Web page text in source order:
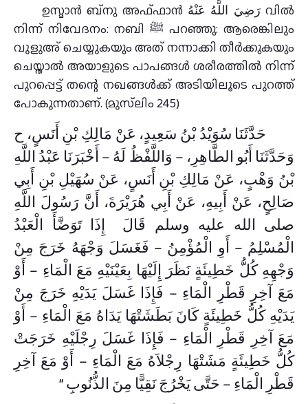
ഉസ്മാൻ ബ്നു അഫ്ഫാൻ رَضِيَ اللَّهُ عَنْهُ വിൽ
നിന്ന് നിവേദനം: നബി ﷺ പറഞ്ഞു: ആരെങ്കിലും
വുളുഅ് ചെയ്യുകയും അത് നന്നാക്കി തീർക്കുകയും
ചെയ്താൽ അയാളുടെ പാപങ്ങൾ ശരീരത്തിൽ നിന്ന്
പുറപ്പെട്ട് തന്റെ നഖങ്ങൾക്ക് അടിയിലൂടെ പുറത്ത്
പോകുന്നതാണ്. (മുസ്‌ലിം 245)
حَدَّثَنَا سُوَيْدُ بْنُ سَعِيدٍ، عَنْ مَالِكِ بْنِ أَنَسٍ، ح
وَحَدَّثَنَا أَبُو الطَّاهِرِ، – وَاللَّفْظُ لَهُ – أَخْبَرَنَا عَبْدُ اللَّهِ
بْنُ وَهْبٍ، عَنْ مَالِكِ بْنِ أَنَسٍ، عَنْ سُهَيْلِ بْنِ أَبِي
صَالِحٍ، عَنْ أَبِيهِ، عَنْ أَبِي هُرَيْرَةَ، أَنَّ رَسُولَ اللَّهِ
صلى الله عليه وسلم قَالَ ‌‏ إِذَا تَوَضَّأَ الْعَبْدُ
الْمُسْلِمُ – أَوِ الْمُؤْمِنُ – فَغَسَلَ وَجْهَهُ خَرَجَ مِنْ
وَجْهِهِ كُلُّ خَطِيئَةٍ نَظَرَ إِلَيْهَا بِعَيْنَيْهِ مَعَ الْمَاءِ – أَوْ
مَعَ آخِرِ قَطْرِ الْمَاءِ – فَإِذَا غَسَلَ يَدَيْهِ خَرَجَ مِنْ
يَدَيْهِ كُلُّ خَطِيئَةٍ كَانَ بَطَشَتْهَا يَدَاهُ مَعَ الْمَاءِ – أَوْ
مَعَ آخِرِ قَطْرِ الْمَاءِ – فَإِذَا غَسَلَ رِجْلَيْهِ خَرَجَتْ
كُلُّ خَطِيئَةٍ مَشَتْهَا رِجْلاَهُ مَعَ الْمَاءِ – أَوْ مَعَ آخِرِ
قَطْرِ الْمَاءِ – حَتَّى يَخْرُجَ نَقِيًّا مِنَ الذُّنُوبِ ‏”